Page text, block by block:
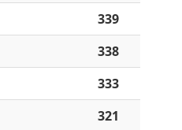
339
338
333
321